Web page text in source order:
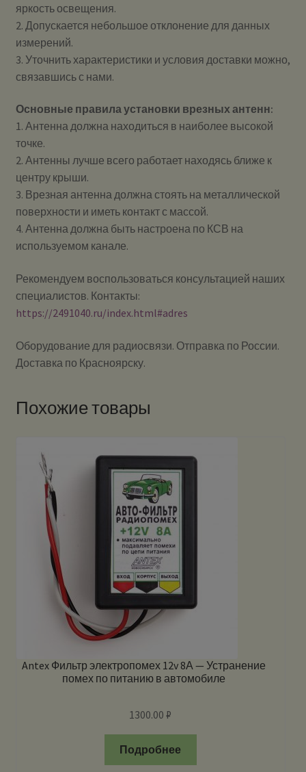
яркость освещения.
2. Допускается небольшое отклонение для данных
измерений.
3. Уточнить характеристики и условия доставки можно,
связавшись с нами.
Основные правила установки врезных антенн:
1. Антенна должна находиться в наиболее высокой
точке.
2. Антенны лучше всего работает находясь ближе к
центру крыши.
3. Врезная антенна должна стоять на металлической
поверхности и иметь контакт с массой.
4. Антенна должна быть настроена по КСВ на
используемом канале.
Рекомендуем воспользоваться консультацией наших
специалистов. Контакты:
https://2491040.ru/index.html#adres
Оборудование для радиосвязи. Отправка по России.
Доставка по Красноярску.
Похожие товары
Antex Фильтр электропомех 12v 8А — Устранение
помех по питанию в автомобиле
1300.00₽
Подробнее